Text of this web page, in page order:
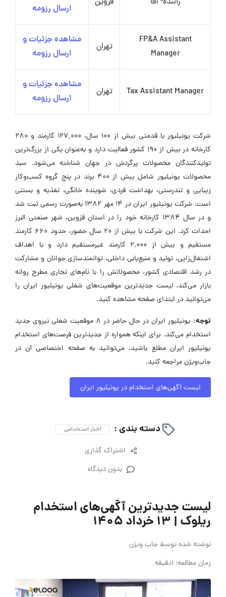
ارسال رزومه
FP&A Assistant
Manager
تهران
مشاهده جزئیات و
ارسال رزومه
Tax Assistant Manager تهران
مشاهده جزئیات و
ارسال رزومه
شرکت یونیلیور با قدمتی بیش از 100 سال، 127٬000 کارمند و 280
کارخانه در بیش از 190 کشور فعالیت دارد و به‌عنوان یکی از بزرگ‌ترین
تولیدکنندگان محصولات پرگردش در جهان شناخته می‌شود. سبد
محصولات یونیلیور شامل بیش از 400 برند در پنج گروه کسب‌وکار
زیبایی و تندرستی، بهداشت فردی، شوینده خانگی، تغذیه و بستنی
است. شرکت یونیلیور ایران در 14 مهر 1382 به‌صورت رسمی ثبت شد
و در سال 1384 کارخانه خود را در استان قزوین، شهر صنعتی البرز
احداث کرد. این شرکت با بیش از 20 سال حضور، حدود 660 کارمند
مستقیم و بیش از 2٬000 کارمند غیرمستقیم دارد و با اهداف
اشتغال‌زایی، تولید و منبع‌یابی داخلی، توانمندسازی جوانان و مشارکت
در رشد اقتصادی کشور، محصولاتش را با نام‌های تجاری مطرح روانه
بازار می‌کند. لیست جدیدترین موقعیت‌های شغلی یونیلیور ایران را
می‌توانید در ابتدای صفحه مشاهده کنید.
توجه:
یونیلیور ایران در حال حاضر در ۸ موقعیت شغلی نیروی جدید
استخدام می‌کند. برای اینکه همواره از جدیدترین فرصت‌های استخدام
یونیلیور ایران مطلع باشید، می‌توانید به صفحه اختصاصی آن در
جاب‌ویژن مراجعه کنید.
لیست آگهی‌های استخدام در یونیلیور ایران
دسته بندی : اخبار استخدامی
اشتراک گذاری
بدون دیدگاه
لیست جدیدترین آگهی‌های استخدام
ریلوک | ۱۳ خرداد ۱۴۰۵
نوشته شده توسطجاب ویژن
زمان مطالعه: 1دقیقه